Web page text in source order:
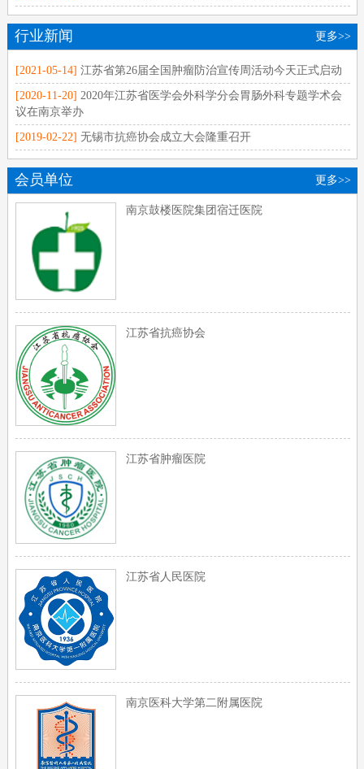
行业新闻 更多>>
[2021-05-14] 江苏省第26届全国肿瘤防治宣传周活动今天正式启动
[2020-11-20] 2020年江苏省医学会外科学分会胃肠外科专题学术会
议在南京举办
[2019-02-22] 无锡市抗癌协会成立大会隆重召开
会员单位 更多>>
南京鼓楼医院集团宿迁医院
江苏省抗癌协会
江苏省肿瘤医院
江苏省人民医院
南京医科大学第二附属医院